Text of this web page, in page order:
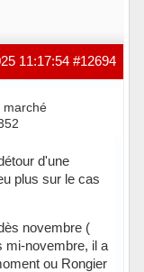
#12694
11:17:54
marché
d'une
plus sur le cas
novembre (
mi-novembre, il a
ou Rongier